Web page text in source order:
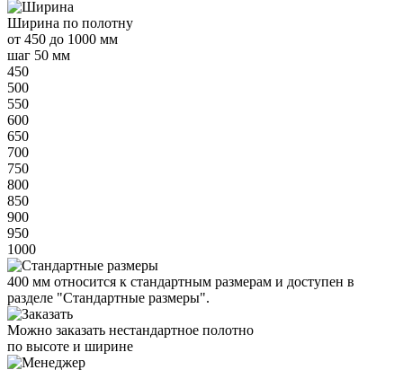
Ширина по полотну
от 450 до 1000 мм
шаг 50 мм
450
500
550
600
650
700
750
800
850
900
950
1000
400 мм относится к стандартным размерам и доступен в
разделе "Стандартные размеры".
Можно заказать нестандартное полотно
по высоте и ширине